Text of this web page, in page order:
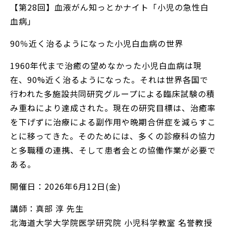
【第28回】血液がん知っとかナイト「小児の急性白
血病」
90％近く治るようになった小児白血病の世界
1960年代まで治癒の望めなかった小児白血病は現
在、90%近く治るようになった。それは世界各国で
行われた多施設共同研究グループによる臨床試験の積
み重ねにより達成された。現在の研究目標は、治癒率
を下げずに治療による副作用や晩期合併症を減らすこ
とに移ってきた。そのためには、多くの診療科の協力
と多職種の連携、そして患者会との協働作業が必要で
ある。
開催日：2026年6月12日(金)
講師：真部 淳 先生
北海道大学大学院医学研究院 小児科学教室 名誉教授